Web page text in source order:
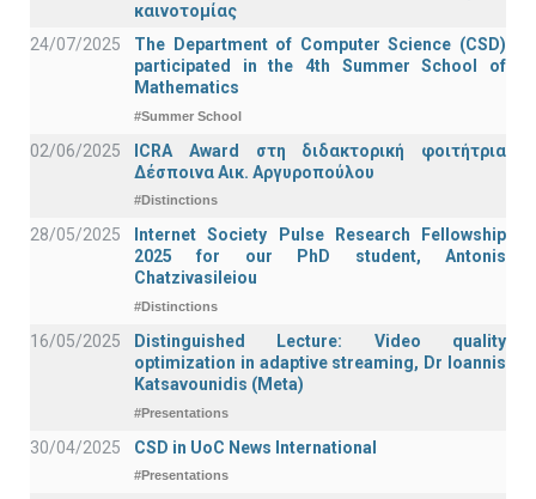
καινοτομίας
24/07/2025
The Department of Computer Science (CSD)
participated in the 4th Summer School of
Mathematics
#Summer School
02/06/2025
ICRA Award στη διδακτορική φοιτήτρια
Δέσποινα Αικ. Αργυροπούλου
#Distinctions
28/05/2025
Internet Society Pulse Research Fellowship
2025 for our PhD student, Antonis
Chatzivasileiou
#Distinctions
16/05/2025
Distinguished Lecture: Video quality
optimization in adaptive streaming, Dr Ioannis
Katsavounidis (Meta)
#Presentations
30/04/2025 CSD in UoC News International
#Presentations